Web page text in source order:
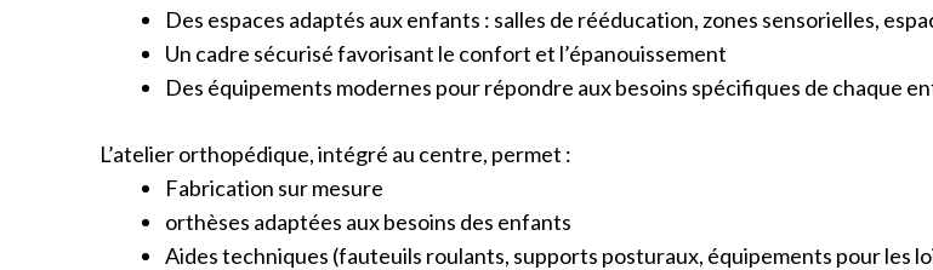
Des espaces adaptés aux enfants : salles de rééducation, zones sensorielles,
Un cadre sécurisé favorisant le confort et l’épanouissement
Des équipements modernes pour répondre aux besoins spécifiques de chaque
L’atelier orthopédique, intégré au centre, permet :
Fabrication sur mesure
orthèses adaptées aux besoins des enfants
Aides techniques (fauteuils roulants, supports posturaux, équipements pour les